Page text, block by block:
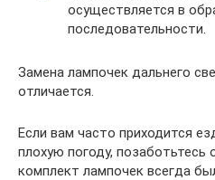
осуществляется в
последовательности.
Замена лампочек дальнего
отличается.
Если вам часто приходится
плохую погоду,
комплект лампочек всегда